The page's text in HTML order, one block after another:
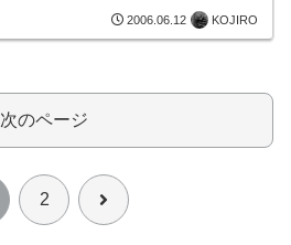
2006.06.12 KOJIRO
次のページ
2 次